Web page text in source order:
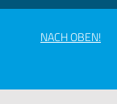
NACH OBEN!